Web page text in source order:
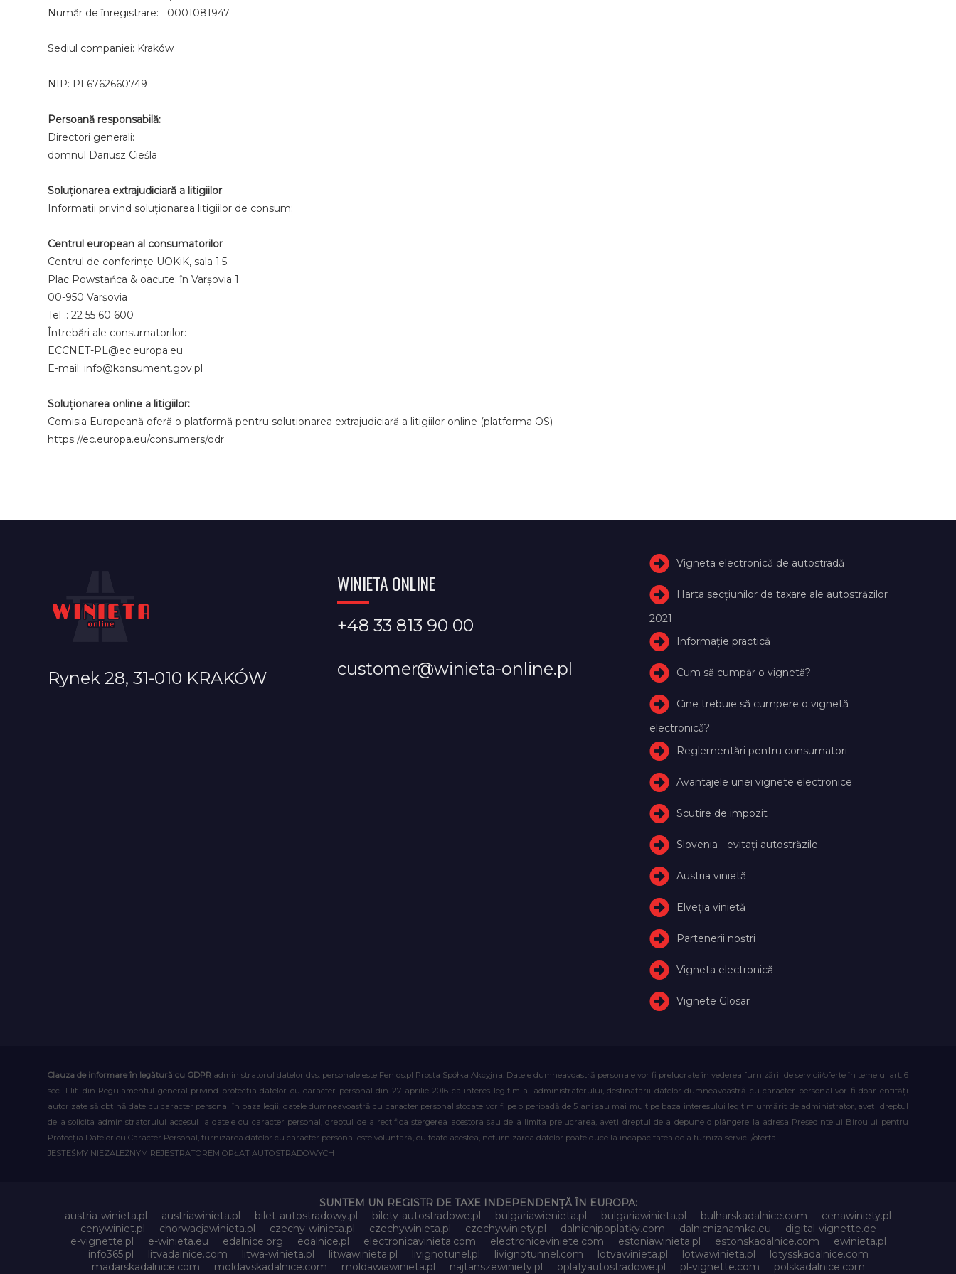
Număr de înregistrare: 0001081947
Sediul companiei: Kraków
NIP: PL6762660749
Persoană responsabilă:
Directori generali:
domnul Dariusz Cieśla
Soluționarea extrajudiciară a litigiilor
Informații privind soluționarea litigiilor de consum:
Centrul european al consumatorilor
Centrul de conferințe UOKiK, sala 1.5.
Plac Powstańca & oacute; în Varșovia 1
00-950 Varşovia
Tel .: 22 55 60 600
Întrebări ale consumatorilor:
ECCNET-PL@ec.europa.eu
E-mail: info@konsument.gov.pl
Soluționarea online a litigiilor:
Comisia Europeană oferă o platformă pentru soluționarea extrajudiciară a litigiilor online (platforma OS)
https://ec.europa.eu/consumers/odr
Rynek 28, 31-010 KRAKÓW
WINIETA ONLINE
+48 33 813 90 00
customer@winieta-online.pl
Vigneta electronică de autostradă
Harta secțiunilor de taxare ale autostrăzilor
2021
Informație practică
Cum să cumpăr o vignetă?
Cine trebuie să cumpere o vignetă
electronică?
Reglementări pentru consumatori
Avantajele unei vignete electronice
Scutire de impozit
Slovenia - evitați autostrăzile
Austria vinietă
Elveţia vinietă
Partenerii noștri
Vigneta electronică
Vignete Glosar
Clauza de informare în legătură cu GDPR administratorul datelor dvs. personale este Feniqs.pl Prosta Spółka Akcyjna. Datele dumneavoastră personale vor fi prelucrate în vederea furnizării de servicii/oferte în temeiul art. 6
sec. 1 lit. din Regulamentul general privind protecția datelor cu caracter personal din 27 aprilie 2016 ca interes legitim al administratorului, destinatarii datelor dumneavoastră cu caracter personal vor fi doar entități
autorizate să obțină date cu caracter personal în baza legii, datele dumneavoastră cu caracter personal stocate vor fi pe o perioadă de 5 ani sau mai mult pe baza interesului legitim urmărit de administrator, aveți dreptul
de a solicita administratorului accesul la datele cu caracter personal, dreptul de a rectifica ștergerea acestora sau de a limita prelucrarea, aveți dreptul de a depune o plângere la adresa Președintelui Biroului pentru
Protecția Datelor cu Caracter Personal, furnizarea datelor cu caracter personal este voluntară, cu toate acestea, nefurnizarea datelor poate duce la incapacitatea de a furniza servicii/oferta.
JESTEŚMY NIEZALEŻNYM REJESTRATOREM OPŁAT AUTOSTRADOWYCH
SUNTEM UN REGISTR DE TAXE INDEPENDENȚĂ ÎN EUROPA:
austria-winieta.pl
austriawinieta.pl bilet-autostradowy.pl bilety-autostradowe.pl bulgariawienieta.pl bulgariawinieta.pl bulharskadalnice.com
cenawiniety.pl
cenywiniet.pl
chorwacjawinieta.pl czechy-winieta.pl czechywinieta.pl czechywiniety.pl dalnicnipoplatky.com dalnicniznamka.eu
digital-vignette.de
e-vignette.pl
e-winieta.eu edalnice.org edalnice.pl electronicavinieta.com electroniceviniete.com estoniawinieta.pl estonskadalnice.com
ewinieta.pl
info365.pl
litvadalnice.com litwa-winieta.pl litwawinieta.pl livignotunel.pl livignotunnel.com lotvawinieta.pl lotwawinieta.pl
lotysskadalnice.com
madarskadalnice.com
moldavskadalnice.com moldawiawinieta.pl najtanszewiniety.pl oplatyautostradowe.pl pl-vignette.com
polskadalnice.com